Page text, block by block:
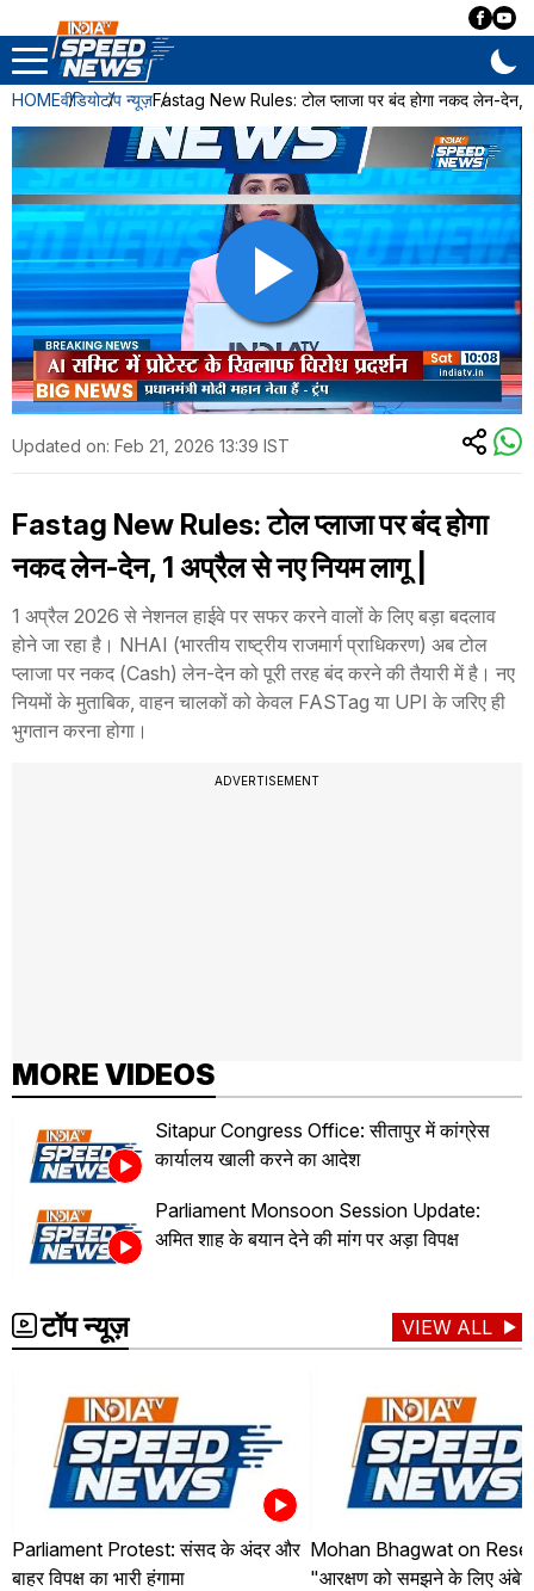
HOMEवीडियोटॉप न्यूज़Fastag New Rules: टोल प्लाजा पर बंद होगा नकद लेन-देन,
Updated on: Feb 21, 2026 13:39 IST
Fastag New Rules: टोल प्लाजा पर बंद होगा
नकद लेन-देन, 1 अप्रैल से नए नियम लागू |
1 अप्रैल 2026 से नेशनल हाईवे पर सफर करने वालों के लिए बड़ा बदलाव
होने जा रहा है। NHAI (भारतीय राष्ट्रीय राजमार्ग प्राधिकरण) अब टोल
प्लाजा पर नकद (Cash) लेन-देन को पूरी तरह बंद करने की तैयारी में है। नए
नियमों के मुताबिक, वाहन चालकों को केवल FASTag या UPI के जरिए ही
भुगतान करना होगा।
ADVERTISEMENT
MORE VIDEOS
Sitapur Congress Office: सीतापुर में कांग्रेस
कार्यालय खाली करने का आदेश
Parliament Monsoon Session Update:
अमित शाह के बयान देने की मांग पर अड़ा विपक्ष
टॉप न्यूज़ VIEW ALL
Parliament Protest: संसद के अंदर और
बाहर विपक्ष का भारी हंगामा
Mohan Bhagwat on
"आरक्षण को समझने के लिए